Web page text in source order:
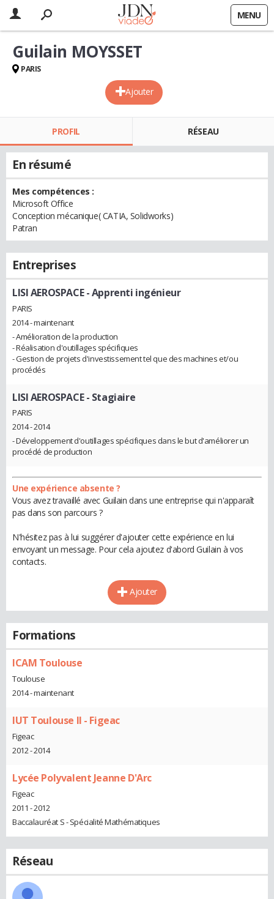
MENU
Ajouter
Guilain MOYSSET
PARIS
PROFIL RÉSEAU
En résumé
Mes compétences :
Microsoft Office
Conception mécanique( CATIA, Solidworks)
Patran
Entreprises
LISI AEROSPACE- Apprenti ingénieur
PARIS
2014 - maintenant
- Amélioration de la production
- Réalisation d'outillages spécifiques
- Gestion de projets d'investissement tel que des machines et/ou
procédés
LISI AEROSPACE- Stagiaire
PARIS
2014 - 2014
- Développement d'outillages spécifiques dans le but d'améliorer un
procédé de production
Une expérience absente ?
Vous avez travaillé avec Guilain dans une entreprise qui n'apparaît
pas dans son parcours ?
N'hésitez pas à lui suggérer d'ajouter cette expérience en lui
envoyant un message. Pour cela ajoutez d'abord Guilain à vos
contacts.
Ajouter
Formations
ICAM Toulouse
Toulouse
2014 - maintenant
IUT Toulouse II - Figeac
Figeac
2012 - 2014
Lycée Polyvalent Jeanne D'Arc
Figeac
2011 - 2012
Baccalauréat S - Spécialité Mathématiques
Réseau